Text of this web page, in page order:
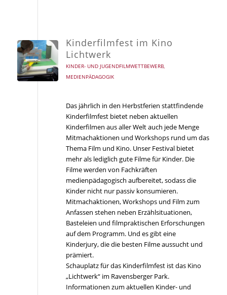
Kinderfilmfest im Kino
Lichtwerk
KINDER- UND JUGENDFILMWETTBEWERB,
MEDIENPÄDAGOGIK
Das jährlich in den Herbstferien stattfindende
Kinderfilmfest bietet neben aktuellen
Kinderfilmen aus aller Welt auch jede Menge
Mitmachaktionen und Workshops rund um das
Thema Film und Kino. Unser Festival bietet
mehr als lediglich gute Filme für Kinder. Die
Filme werden von Fachkräften
medienpädagogisch aufbereitet, sodass die
Kinder nicht nur passiv konsumieren.
Mitmachaktionen, Workshops und Film zum
Anfassen stehen neben Erzählsituationen,
Basteleien und filmpraktischen Erforschungen
auf dem Programm. Und es gibt eine
Kinderjury, die die besten Filme aussucht und
prämiert.
Schauplatz für das Kinderfilmfest ist das Kino
„Lichtwerk“ im Ravensberger Park.
Informationen zum aktuellen Kinder- und